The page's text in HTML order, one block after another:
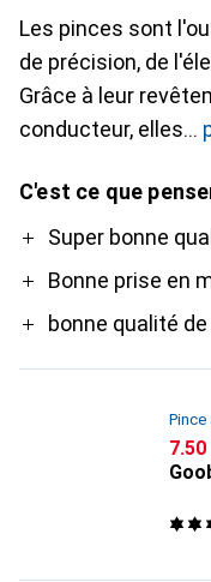
Les pinces sont
de précision, de
Grâce à leur
conducteur, elles
C'est ce que
ProSuper bonne
Bonne prise en
bonne qualité
Pince
CHF
7.50